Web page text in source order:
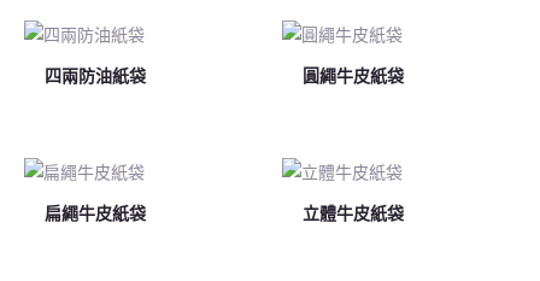
四兩防油紙袋 圓繩牛皮紙袋
扁繩牛皮紙袋 立體牛皮紙袋